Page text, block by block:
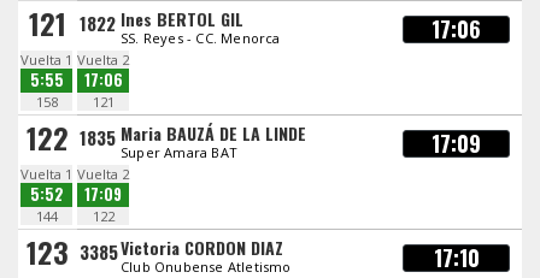
121 1822 Ines BERTOL GIL
SS. Reyes - CC. Menorca 17:06
Vuelta 1
5:55
158
Vuelta 2
17:06
121
122 1835 Maria BAUZÁ DE LA LINDE
Super Amara BAT 17:09
Vuelta 1
5:52
144
Vuelta 2
17:09
122
123 3385Victoria CORDON DIAZ
Club Onubense Atletismo 17:10